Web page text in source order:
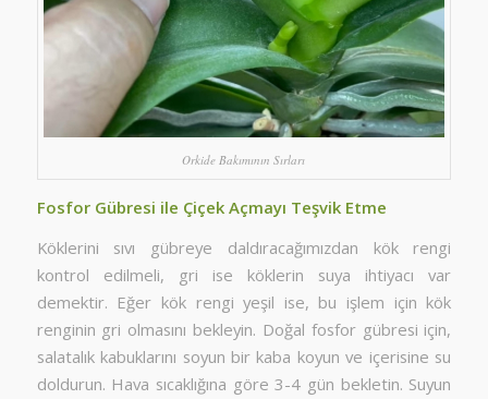
Orkide Bakımının Sırları
Fosfor Gübresi ile Çiçek Açmayı Teşvik Etme
Köklerini sıvı gübreye daldıracağımızdan kök rengi
kontrol edilmeli, gri ise köklerin suya ihtiyacı var
demektir. Eğer kök rengi yeşil ise, bu işlem için kök
renginin gri olmasını bekleyin. Doğal fosfor gübresi için,
salatalık kabuklarını soyun bir kaba koyun ve içerisine su
doldurun. Hava sıcaklığına göre 3-4 gün bekletin. Suyun